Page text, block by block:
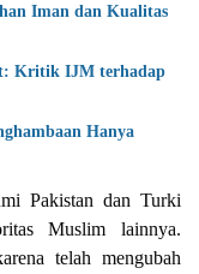
Iman dan Kualitas
Kritik IJM terhadap
Hanya
Pakistan dan Turki
Muslim lainnya.
telah mengubah